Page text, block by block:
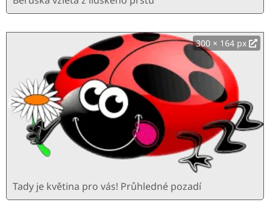
300 × 164 px
Tady je květina pro vás! Průhledné pozadí